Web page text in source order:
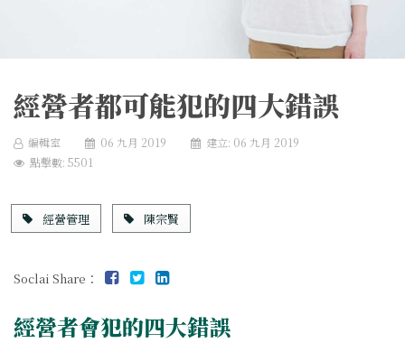
經營者都可能犯的四大錯誤
編輯室 06 九月 2019
建立: 06 九月 2019
點擊數: 5501
經營管理 陳宗賢
Soclai Share：
經營者會犯的四大錯誤